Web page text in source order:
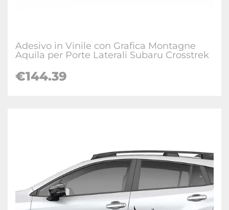
Adesivo in Vinile con Grafica Montagne
Aquila per Porte Laterali Subaru Crosstrek
€144.39